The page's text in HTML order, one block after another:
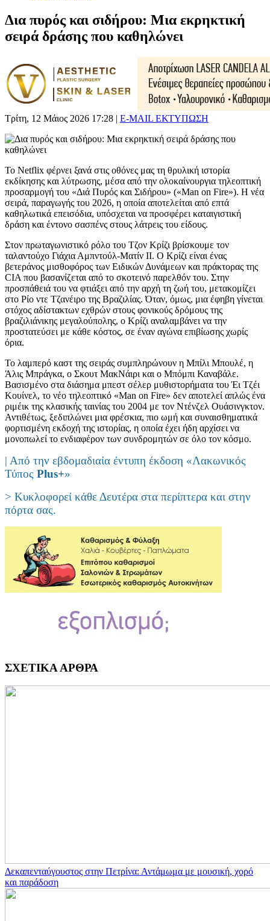
Δια πυρός και σιδήρου: Μια εκρηκτική
σειρά δράσης που καθηλώνει
Τρίτη, 12 Μάιος 2026 17:28 | E-MAIL ΕΚΤΥΠΩΣΗ
Το Netflix φέρνει ξανά στις οθόνες μας τη θρυλική ιστορία
εκδίκησης και λύτρωσης, μέσα από την ολοκαίνουργια τηλεοπτική
προσαρμογή του «Διά Πυρός και Σιδήρου» («Man on Fire»). Η νέα
σειρά, παραγωγής του 2026, η οποία αποτελείται από επτά
καθηλωτικά επεισόδια, υπόσχεται να προσφέρει καταιγιστική
δράση και έντονο σασπένς στους λάτρεις του είδους.
Στον πρωταγωνιστικό ρόλο του Τζον Κρίζι βρίσκουμε τον
ταλαντούχο Γιάχια Αμπντούλ-Ματίν II. Ο Κρίζι είναι ένας
βετεράνος μισθοφόρος των Ειδικών Δυνάμεων και πράκτορας της
CIA που βασανίζεται από το σκοτεινό παρελθόν του. Στην
προσπάθειά του να φτιάξει από την αρχή τη ζωή του, μετακομίζει
στο Ρίο ντε Τζανέιρο της Βραζιλίας. Όταν, όμως, μια έφηβη γίνεται
στόχος αδίστακτων εχθρών στους φονικούς δρόμους της
βραζιλιάνικης μεγαλούπολης, ο Κρίζι αναλαμβάνει να την
προστατεύσει με κάθε κόστος, σε έναν αγώνα επιβίωσης χωρίς
όρια.
Το λαμπερό καστ της σειράς συμπληρώνουν η Μπίλι Μπουλέ, η
Άλις Μπράγκα, ο Σκουτ ΜακΝάιρι και ο Μπόμπι Καναβάλε.
Βασισμένο στα διάσημα μπεστ σέλερ μυθιστορήματα του Έι Τζέι
Κουίνελ, το νέο τηλεοπτικό «Man on Fire» δεν αποτελεί απλώς ένα
ριμέικ της κλασικής ταινίας του 2004 με τον Ντένζελ Ουάσινγκτον.
Αντιθέτως, ξεδιπλώνει μια φρέσκια, πιο ωμή και συναισθηματικά
φορτισμένη εκδοχή της ιστορίας, η οποία έχει ήδη αρχίσει να
μονοπωλεί το ενδιαφέρον των συνδρομητών σε όλο τον κόσμο.
| Από την εβδομαδιαία έντυπη έκδοση «Λακωνικός
Τύπος Plus+»
> Κυκλοφορεί κάθε Δευτέρα στα περίπτερα και στην
πόρτα σας.
ΣΧΕΤΙΚΑ ΑΡΘΡΑ
Δεκαπενταύγουστος στην Πετρίνα: Αντάμωμα με μουσική, χορό
και παράδοση